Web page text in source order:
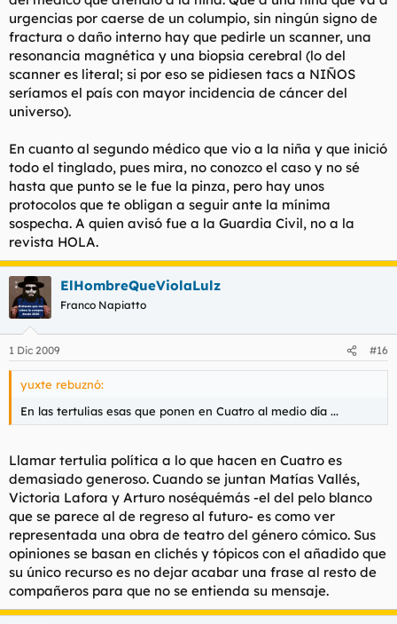
urgencias por caerse de un columpio, sin ningún signo de
fractura o daño interno hay que pedirle un scanner, una
resonancia magnética y una biopsia cerebral (lo del
scanner es literal; si por eso se pidiesen tacs a NIÑOS
seríamos el país con mayor incidencia de cáncer del
universo).
En cuanto al segundo médico que vio a la niña y que inició
todo el tinglado, pues mira, no conozco el caso y no sé
hasta que punto se le fue la pinza, pero hay unos
protocolos que te obligan a seguir ante la mínima
sospecha. A quien avisó fue a la Guardia Civil, no a la
revista HOLA.
ElHombreQueViolaLulz
Franco Napiatto
1 Dic 2009 #16
yuxte rebuznó:
En las tertulias esas que ponen en Cuatro al medio día ...
Llamar tertulia política a lo que hacen en Cuatro es
demasiado generoso. Cuando se juntan Matías Vallés,
Victoria Lafora y Arturo noséquémás -el del pelo blanco
que se parece al de regreso al futuro- es como ver
representada una obra de teatro del género cómico. Sus
opiniones se basan en clichés y tópicos con el añadido que
su único recurso es no dejar acabar una frase al resto de
compañeros para que no se entienda su mensaje.